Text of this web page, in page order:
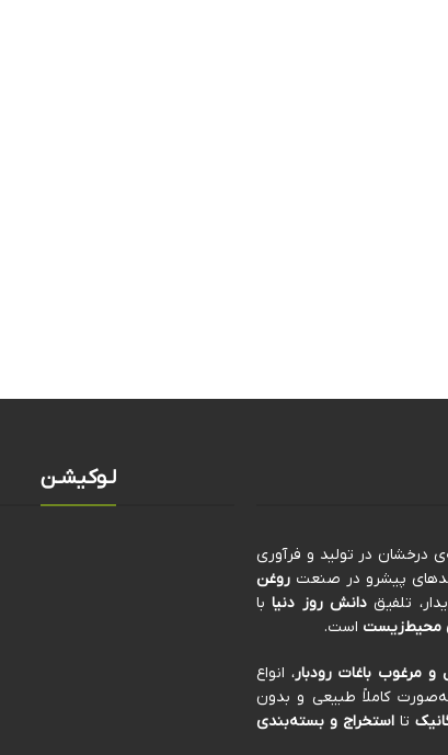
پیشرو در صنعت روغن
تلفیق دانش روز دنیابا
محیط‌زیست است.
مرغوب باغات رودبار، انواع
کاملاً طبیعی و بدون
تااستخراج و بسته‌بندی
لـوکیشـن